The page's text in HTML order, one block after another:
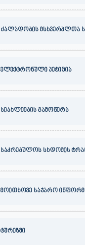
ძალადობის მსხვერპლთა
ელექტრონული პეტიცია
სიახლეების გამოწერა
საკრებულოს სხდომის
მოითხოვე საჯარო
ტურიზმი